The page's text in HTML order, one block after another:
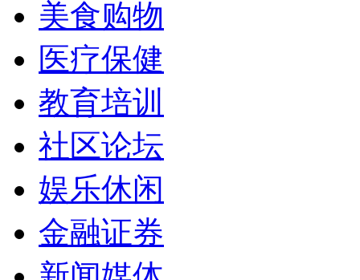
美食购物
医疗保健
教育培训
社区论坛
娱乐休闲
金融证券